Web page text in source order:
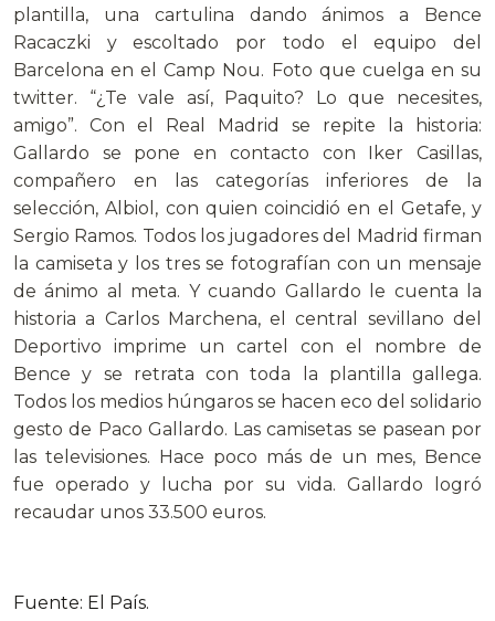
plantilla, una cartulina dando ánimos a Bence
Racaczki y escoltado por todo el equipo del
Barcelona en el Camp Nou. Foto que cuelga en su
twitter. “¿Te vale así, Paquito? Lo que necesites,
amigo”. Con el Real Madrid se repite la historia:
Gallardo se pone en contacto con Iker Casillas,
compañero en las categorías inferiores de la
selección, Albiol, con quien coincidió en el Getafe, y
Sergio Ramos. Todos los jugadores del Madrid firman
la camiseta y los tres se fotografían con un mensaje
de ánimo al meta. Y cuando Gallardo le cuenta la
historia a Carlos Marchena, el central sevillano del
Deportivo imprime un cartel con el nombre de
Bence y se retrata con toda la plantilla gallega.
Todos los medios húngaros se hacen eco del solidario
gesto de Paco Gallardo. Las camisetas se pasean por
las televisiones. Hace poco más de un mes, Bence
fue operado y lucha por su vida. Gallardo logró
recaudar unos 33.500 euros.
Fuente: El País.